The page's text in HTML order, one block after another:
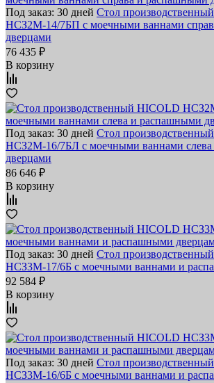
Под заказ: 30 дней Стол
НСЗ2М-14/7БП с моечными ваннами
дверцами
76 435 ₽
В корзину
Под заказ: 30 дней Стол
НСЗ2М-16/7БЛ с моечными ваннами
дверцами
86 646 ₽
В корзину
Под заказ: 30 дней Стол
НСЗ3М-17/6Б с моечными ваннами и
92 584 ₽
В корзину
Под заказ: 30 дней Стол
НСЗ3М-16/6Б с моечными ваннами и